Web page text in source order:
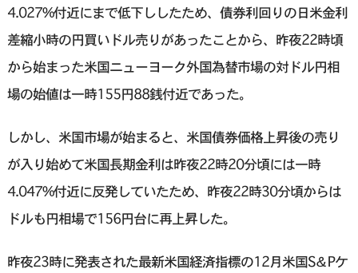
4.027%付近にまで低下ししたため、債券利回りの日米金利
差縮小時の円買いドル売りがあったことから、昨夜22時頃
から始まった米国ニューヨーク外国為替市場の対ドル円相
場の始値は一時155円88銭付近であった。
しかし、米国市場が始まると、米国債券価格上昇後の売り
が入り始めて米国長期金利は昨夜22時20分頃には一時
4.047%付近に反発していたため、昨夜22時30分頃からは
ドルも円相場で156円台に再上昇した。
昨夜23時に発表された最新米国経済指標の12月米国S＆Pケ